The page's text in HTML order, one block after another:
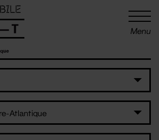
Menu
des cookies